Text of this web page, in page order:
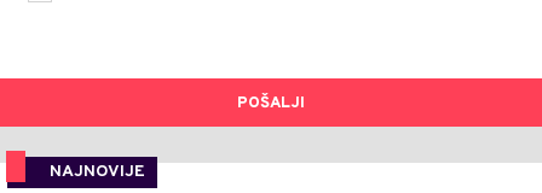
POŠALJI
NAJNOVIJE